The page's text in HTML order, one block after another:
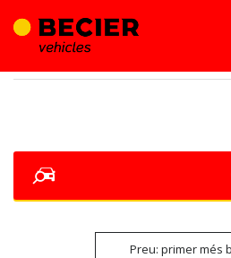
Preu: primer més